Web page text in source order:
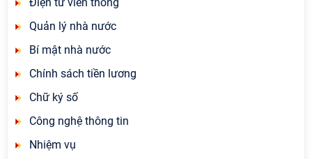
Quản lý nhà nước
Bí mật nhà nước
Chính sách tiền lương
Chữ ký số
Công nghệ thông tin
Nhiệm vụ